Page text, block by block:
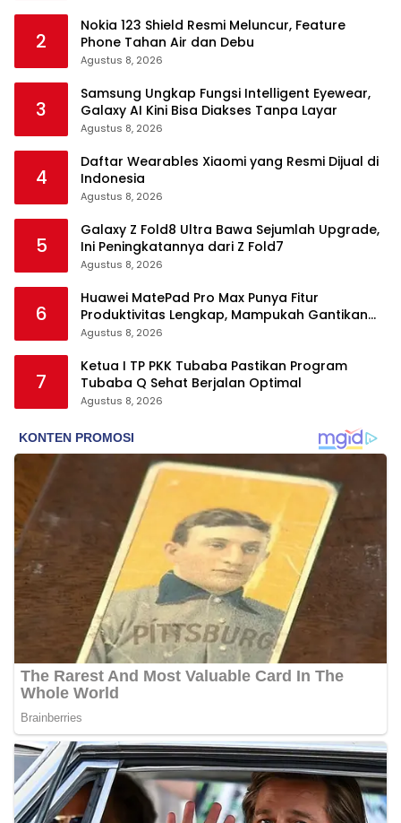
2
Nokia 123 Shield Resmi Meluncur, Feature
Phone Tahan Air dan Debu
Agustus 8, 2026
3
Samsung Ungkap Fungsi Intelligent Eyewear,
Galaxy AI Kini Bisa Diakses Tanpa Layar
Agustus 8, 2026
4
Daftar Wearables Xiaomi yang Resmi Dijual di
Indonesia
Agustus 8, 2026
5
Galaxy Z Fold8 Ultra Bawa Sejumlah Upgrade,
Ini Peningkatannya dari Z Fold7
Agustus 8, 2026
6
Huawei MatePad Pro Max Punya Fitur
Produktivitas Lengkap, Mampukah Gantikan
Laptop?
Agustus 8, 2026
7
Ketua I TP PKK Tubaba Pastikan Program
Tubaba Q Sehat Berjalan Optimal
Agustus 8, 2026